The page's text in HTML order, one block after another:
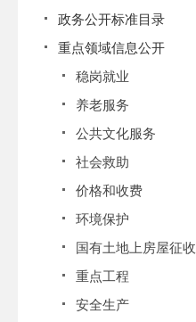
政务公开标准目录
重点领域信息公开
稳岗就业
养老服务
公共文化服务
社会救助
价格和收费
环境保护
国有土地上房屋征收
重点工程
安全生产